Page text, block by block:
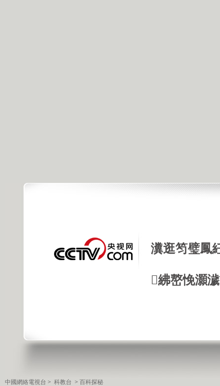
瀵逛笉璧鳳
紼嶅悗灝
中國網絡電視台 > 科教台 > 百科探秘